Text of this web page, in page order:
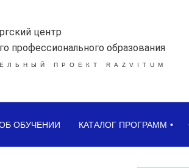
центр
профессионального образования
ПРОЕКТ RAZVITUM
ОБУЧЕНИИ КАТАЛОГ ПРОГРАММ